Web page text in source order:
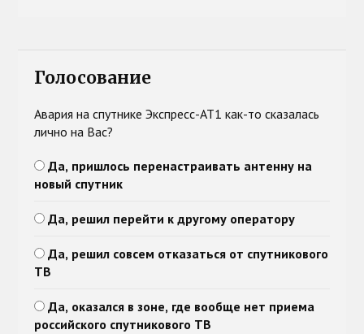
Голосование
Авария на спутнике Экспресс-АТ1 как-то сказалась
лично на Вас?
Да, пришлось перенастраивать антенну на
новый спутник
Да, решил перейти к другому оператору
Да, решил совсем отказаться от спутникового
ТВ
Да, оказался в зоне, где вообще нет приема
российского спутникового ТВ